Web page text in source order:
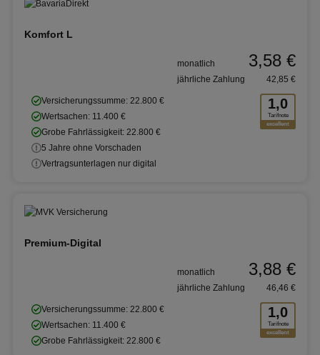
Komfort L
1,0
Tarifnote
excellent
Versicherungssumme: 22.800 €
Wertsachen: 11.400 €
Grobe Fahrlässigkeit: 22.800 €
5 Jahre ohne Vorschaden
Vertragsunterlagen nur digital
monatlich 3,58 €
jährliche Zahlung 42,85 €
Premium-Digital
1,0
Tarifnote
excellent
Versicherungssumme: 22.800 €
Wertsachen: 11.400 €
Grobe Fahrlässigkeit: 22.800 €
monatlich 3,88 €
jährliche Zahlung 46,46 €